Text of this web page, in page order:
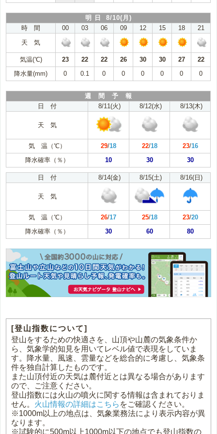
明 日 8/10(月)
時 間
00 03 06 09 12 15 18
21
天 気
気温(℃) 23 22 22 26 30 30 27
22
降水量(mm)
0 0.1 0 0 0 0 0 0
週 間 予 報
日 付
8/11(火) 8/12(水) 8/13(木)
天 気
気 温（℃） 29/18 22/18 23/16
降水確率（％）
10 30 30
日 付 8/14(金) 8/15(土) 8/16(日)
天 気
気 温（℃） 26/17 25/18 23/20
降水確率（％）
30 60 80
[登山指数について]
登山をするための快適さを、山頂や山麓の気象条件か
ら、気象学的知見を用いてレベル値で表現をしていま
す。降水量、風速、雲量などを総合的に考慮し、気象条
件を独自計算したものです。
また山頂付近の天気は麓付近とは異なる場合があります
ので、ご注意ください。
登山指数には火山の噴火に関する情報は含まれておりま
せん。 火山情報の詳細はこちら をご確認ください。
※1000m以上の地点は、気象業務法により表示内容が異
なります。
※試験的に500m以上1000m以下の地点でも登山指数の